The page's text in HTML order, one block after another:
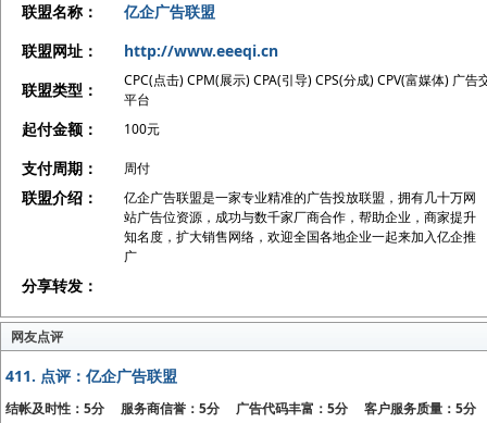
联盟名称：
亿企广告联盟
联盟网址：
http://www.eeeqi.cn
联盟类型：
CPC(点击) CPM(展示) CPA(引导) CPS(分成) CPV(富媒体) 广告
平台
起付金额： 100元
支付周期： 周付
联盟介绍：
亿企广告联盟是一家专业精准的广告投放联盟，拥有几十万网
站广告位资源，成功与数千家厂商合作，帮助企业，商家提升
知名度，扩大销售网络，欢迎全国各地企业一起来加入亿企推
广
分享转发：
网友点评
411. 点评：亿企广告联盟
结帐及时性：5分 服务商信誉：5分 广告代码丰富：5分 客户服务质量：5分